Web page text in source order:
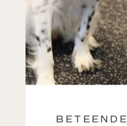
BETEENDE